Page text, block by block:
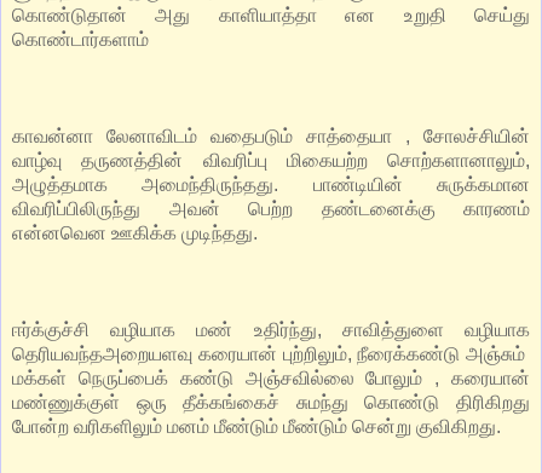
கொண்டுதான் அது காளியாத்தா என உறுதி செய்து
கொண்டார்களாம்
காவன்னா லேனாவிடம் வதைபடும் சாத்தையா , சோலச்சியின்
வாழ்வு தருணத்தின் விவரிப்பு மிகையற்ற சொற்களானாலும்,
அழுத்தமாக அமைந்திருந்தது. பாண்டியின் சுருக்கமான
விவரிப்பிலிருந்து அவன் பெற்ற தண்டனைக்கு காரணம்
என்னவென ஊகிக்க முடிந்தது.
ஈர்க்குச்சி வழியாக மண் உதிர்ந்து, சாவித்துளை வழியாக
தெரியவந்தஅறையளவு கரையான் புற்றிலும், நீரைக்கண்டு அஞ்சும்
மக்கள் நெருப்பைக் கண்டு அஞ்சவில்லை போலும் , கரையான்
மண்ணுக்குள் ஒரு தீக்கங்கைச் சுமந்து கொண்டு திரிகிறது
போன்ற வரிகளிலும் மனம் மீண்டும் மீண்டும் சென்று குவிகிறது.